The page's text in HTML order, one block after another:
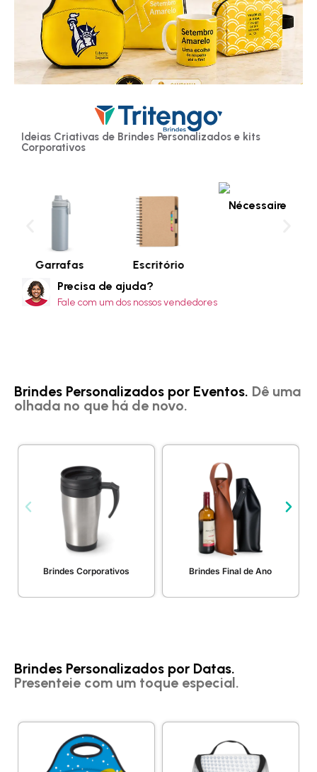
Ideias Criativas de Brindes Personalizados e kits
Corporativos
Garrafas Escritório
Nécessaire
Precisa de ajuda?
Fale com um dos nossos vendedores
Brindes Personalizados por Eventos. Dê uma
olhada no que há de novo.
Brindes Corporativos Brindes Final de Ano
Brindes Personalizados por Datas.
Presenteie com um toque especial.